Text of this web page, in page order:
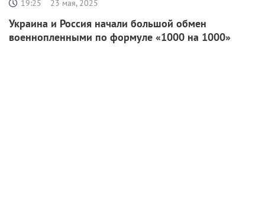
19:25 23 мая, 2025
Украина и Россия начали большой обмен
военнопленными по формуле «1000 на 1000»